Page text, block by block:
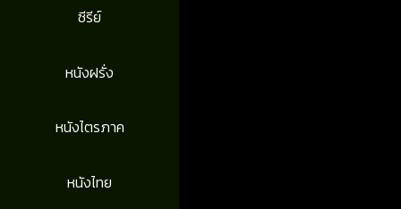
ซีรีย์
หนังฝรั่ง
หนังไตรภาค
หนังไทย